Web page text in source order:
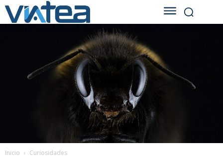
Inicio Curiosidades